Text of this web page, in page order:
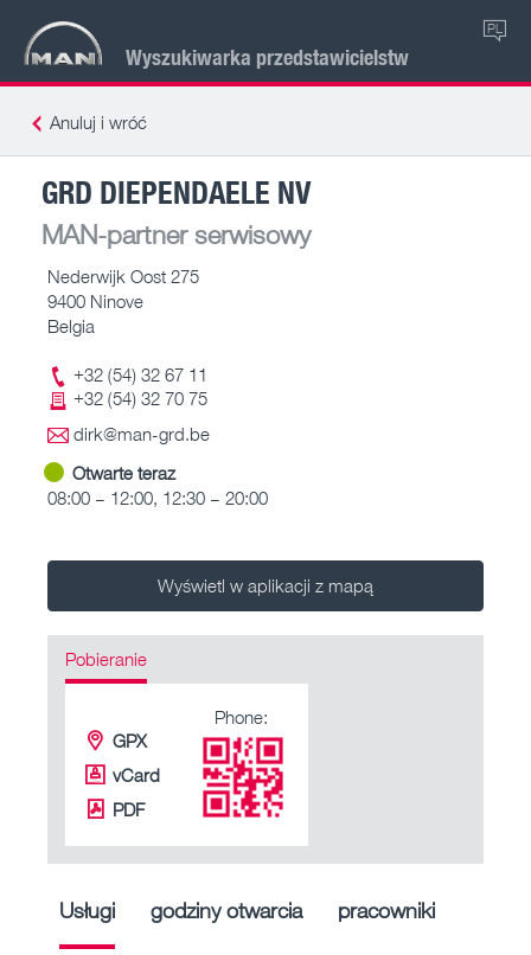
Wyszukiwarka przedstawicielstw
PL
Anuluj i wróć
GRD DIEPENDAELE NV
MAN-partner serwisowy
Nederwijk Oost 275
9400 Ninove
Belgia
+32 (54) 32 67 11
+32 (54) 32 70 75
dirk@man-grd.be
Otwarte teraz
08:00 – 12:00, 12:30 – 20:00
Wyświetl w aplikacji z mapą
Pobieranie
GPX
vCard
PDF
Phone:
Usługi godziny otwarcia pracowniki